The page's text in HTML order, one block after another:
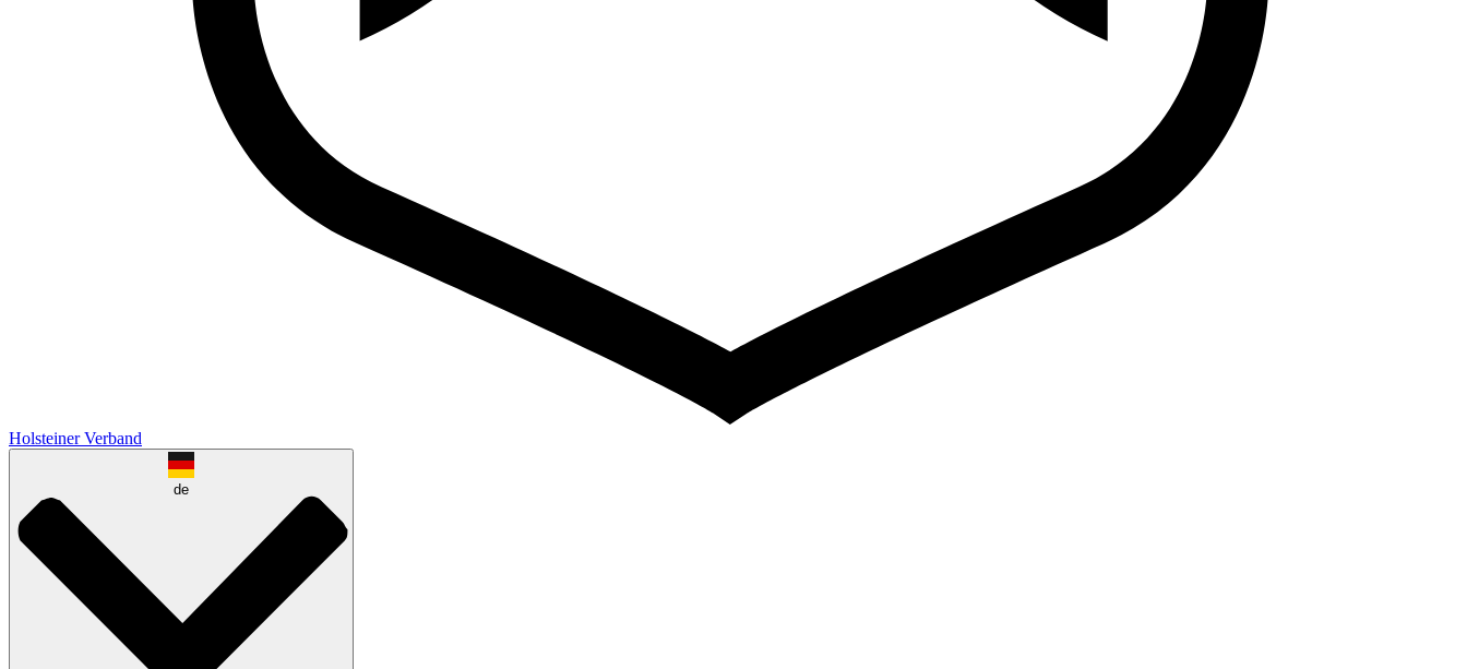
Holsteiner Verband
de